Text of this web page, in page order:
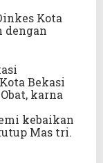
Kota
dengan
Bekasi
karna
kebaikan
Mas tri.